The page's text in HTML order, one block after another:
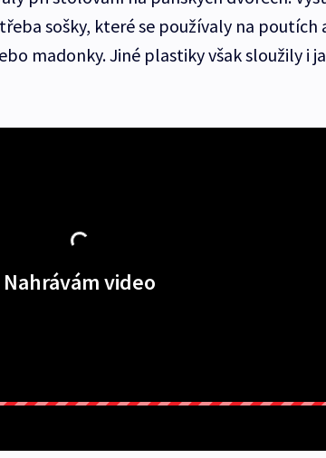
sošky, které se používaly na poutích
madonky. Jiné plastiky však sloužily i
Nahrávám video